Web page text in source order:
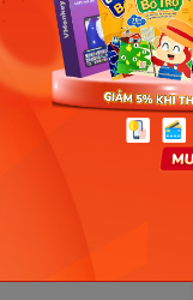
nghe tiếng anh
điểm tốt nhất
quan trọng
cao trong bài
chỉ mà còn